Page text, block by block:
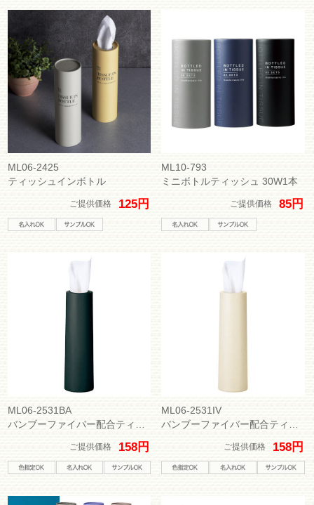
ML06-2425
ティッシュインボトル
ご提供価格 125円
ML10-793
ミニボトルティッシュ 30W1本
ご提供価格 85円
ML06-2531BA
ご提供価格 158円
ML06-2531IV
ご提供価格 158円